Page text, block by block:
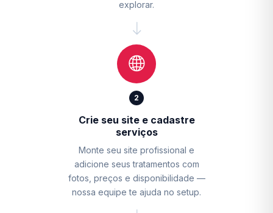
explorar.
2
Crie seu site e cadastre
serviços
Monte seu site profissional e
adicione seus tratamentos com
fotos, preços e disponibilidade —
nossa equipe te ajuda no setup.